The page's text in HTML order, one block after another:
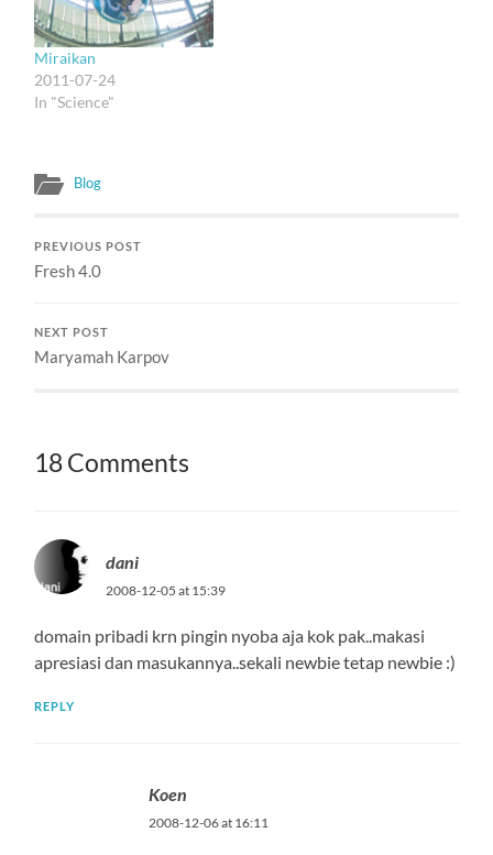
tugas sebagai salah satu
juri. Dewan Juri terdiri
dari tiga orang, yaitu dari
kalangan akademis,
kalangan pers, dan…
Miraikan
2011-07-24
In "Science"
Blog
PREVIOUS POST
Fresh 4.0
NEXT POST
Maryamah Karpov
18 Comments
dani
2008-12-05 at 15:39
domain pribadi krn pingin nyoba aja kok pak..makasi
apresiasi dan masukannya..sekali newbie tetap newbie :)
REPLY
Koen
2008-12-06 at 16:11